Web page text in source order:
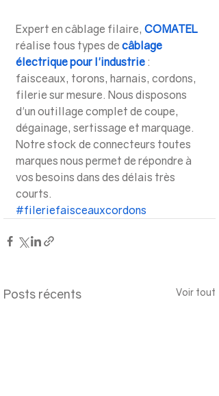
Expert en câblage filaire, COMATEL
réalise tous types de câblage
électrique pour l'industrie :
faisceaux, torons, harnais, cordons,
filerie sur mesure. Nous disposons
d'un outillage complet de coupe,
dégainage, sertissage et marquage.
Notre stock de connecteurs toutes
marques nous permet de répondre à
vos besoins dans des délais très
courts.
#fileriefaisceauxcordons
Posts récents Voir tout